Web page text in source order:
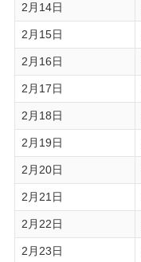
2月14日
2月15日
2月16日
2月17日
2月18日
2月19日
2月20日
2月21日
2月22日
2月23日